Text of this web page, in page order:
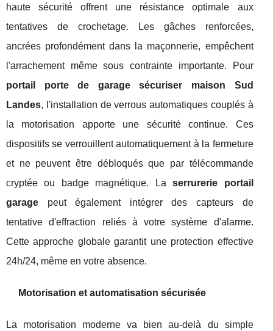
haute sécurité offrent une résistance optimale aux
tentatives de crochetage. Les gâches renforcées,
ancrées profondément dans la maçonnerie, empêchent
l'arrachement même sous contrainte importante. Pour
portail porte de garage sécuriser maison Sud
Landes, l'installation de verrous automatiques couplés à
la motorisation apporte une sécurité continue. Ces
dispositifs se verrouillent automatiquement à la fermeture
et ne peuvent être débloqués que par télécommande
cryptée ou badge magnétique. Laserrurerie portail
garage peut également intégrer des capteurs de
tentative d'effraction reliés à votre système d'alarme.
Cette approche globale garantit une protection effective
24h/24, même en votre absence.
Motorisation et automatisation sécurisée
La motorisation moderne va bien au-delà du simple